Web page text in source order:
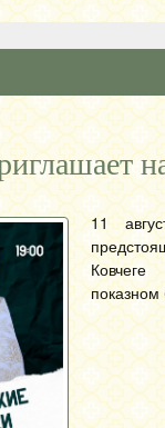
11
показном